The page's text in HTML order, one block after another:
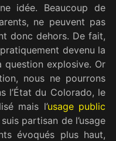
idée. Beaucoup de
ne peuvent pas
donc dehors. De fait,
devenu la
question explosive. Or
nous ne pourrons
l’État du Colorado, le
mais l’usage public
partisan de l’usage
évoqués plus haut,